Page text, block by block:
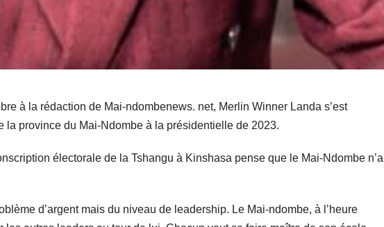
à la rédaction de Mai-ndombenews. net, Merlin Winner Landa s’est
la province du Mai-Ndombe à la présidentielle de 2023.
électorale de la Tshangu à Kinshasa pense que le Mai-Ndombe n’a
d’argent mais du niveau de leadership. Le Mai-ndombe, à l’heure